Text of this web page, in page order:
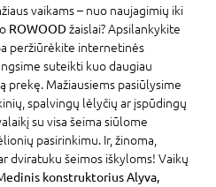
vaikams – nuo naujagimių iki
ROWOODžaislai? Apsilankykite
peržiūrėkite internetinės
suteikti kuo daugiau
prekę. Mažiausiems pasiūlysime
spalvingų lėlyčių ar įspūdingų
su visa šeima siūlome
pasirinkimu. Ir, žinoma,
dviratuku šeimos iškyloms! Vaikų
konstruktorius Alyva,